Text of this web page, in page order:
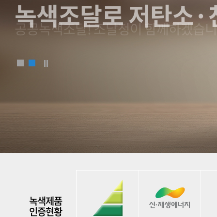
공공녹색조달! 조달청이 함께하겠습
녹색제품
인증현황